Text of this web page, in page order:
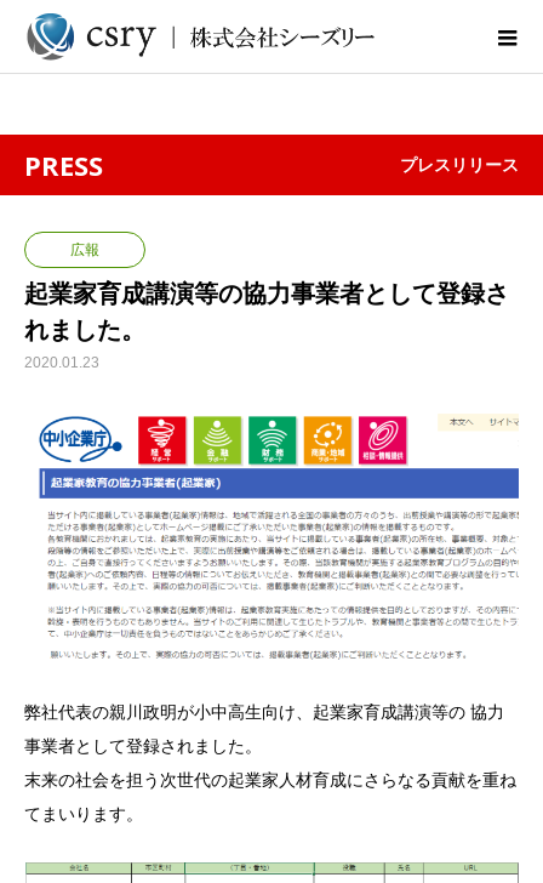
PRESS プレスリリース
広報
起業家育成講演等の協力事業者として登録さ
れました。
2020.01.23
弊社代表の親川政明が小中高生向け、起業家育成講演等の 協力
事業者として登録されました。
末来の社会を担う次世代の起業家人材育成にさらなる貢献を重ね
てまいります。